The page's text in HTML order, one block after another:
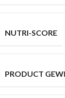
NUTRI-SCORE
PRODUCT